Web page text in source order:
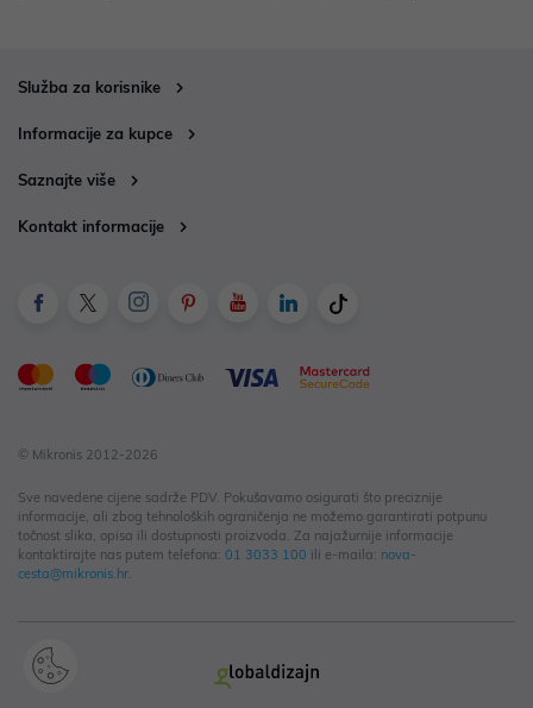
Služba za korisnike
Informacije za kupce
Saznajte više
Kontakt informacije
© Mikronis 2012-2026
Sve navedene cijene sadrže PDV. Pokušavamo osigurati što preciznije
informacije, ali zbog tehnoloških ograničenja ne možemo garantirati potpunu
točnost slika, opisa ili dostupnosti proizvoda. Za najažurnije informacije
kontaktirajte nas putem telefona: 01 3033 100 ili e-maila: nova-
cesta@mikronis.hr.